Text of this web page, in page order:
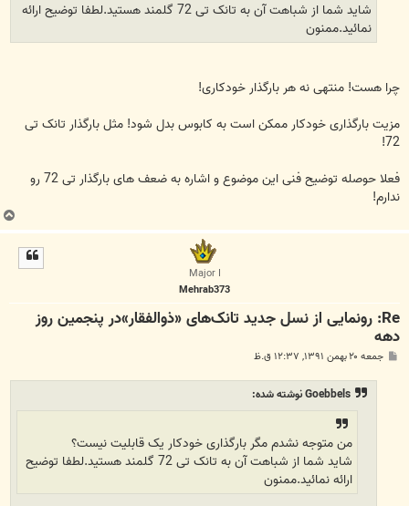
شاید شما از شباهت آن به تانک تی 72 گلمند هستید.لطفا توضیح ارائه
نمائید.ممنون
چرا هست! منتهی نه هر بارگذار خودکاری!
مزیت بارگذاری خودکار ممکن است به کابوس بدل شود! مثل بارگذار تانک تی
72!
فعلا حوصله توضیح فنی این موضوع و اشاره به ضعف های بارگذار تی 72 رو
ندارم!
Major I
Mehrab373
Re: رونمایی از نسل جدید تانک‌های «ذوالفقار»در پنجمین روز
دهه
جمعه ۲۰ بهمن ۱۳۹۱, ۱۲:۳۷ ق.ظ
Goebbels نوشته شده:
من متوجه نشدم مگر بارگذاری خودکار یک قابلیت نیست؟
شاید شما از شباهت آن به تانک تی 72 گلمند هستید.لطفا توضیح
ارائه نمائید.ممنون